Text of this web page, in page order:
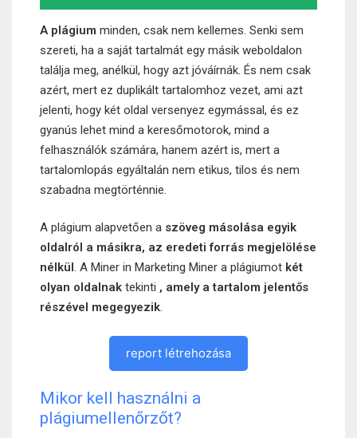
A plágium minden, csak nem kellemes. Senki sem
szereti, ha a saját tartalmát egy másik weboldalon
találja meg, anélkül, hogy azt jóváírnák. És nem csak
azért, mert ez duplikált tartalomhoz vezet, ami azt
jelenti, hogy két oldal versenyez egymással, és ez
gyanús lehet mind a keresőmotorok, mind a
felhasználók számára, hanem azért is, mert a
tartalomlopás egyáltalán nem etikus, tilos és nem
szabadna megtörténnie.
A plágium alapvetően a szöveg másolása egyik
oldalról a másikra, az eredeti forrás megjelölése
nélkül. A Miner in Marketing Miner a plágiumot két
olyan oldalnak tekinti , amely a tartalom jelentős
részével megegyezik.
report létrehozása
Mikor kell használni a
plágiumellenőrzőt?